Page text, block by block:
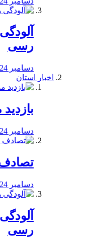
رسی
دسامبر 24, 2019
اخبار استان
دسامبر 24, 2019
دسامبر 24, 2019
رسی